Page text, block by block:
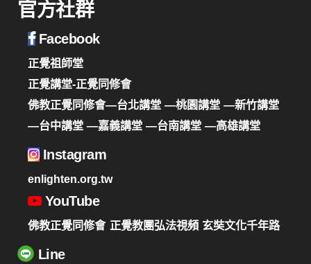
官方社群
Facebook
正覺祖師堂
正覺講堂-正覺同修會
佛教正覺同修會—台北講堂 —桃園講堂 —新竹講堂
—台中講堂 —嘉義講堂 —台南講堂 —高雄講堂
Instagram
enlighten.org.tw
YouTube
佛教正覺同修會 正覺教團弘法視頻 玄奘文化千年路
Line